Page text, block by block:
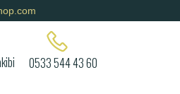
0533 544 43 60